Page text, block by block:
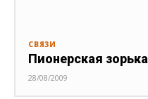
СВЯЗИ
Пионерская зорька
28/08/2009